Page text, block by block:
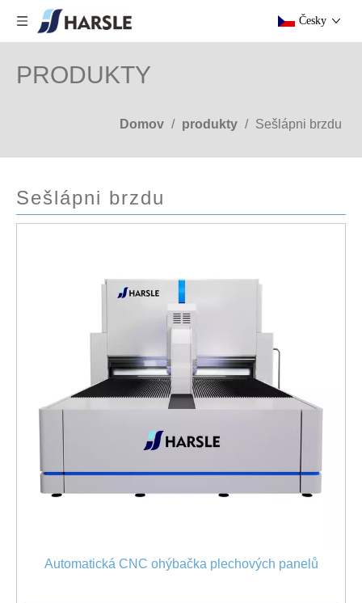
Česky
PRODUKTY
Domov / produkty / Sešlápni brzdu
Sešlápni brzdu
Automatická CNC ohýbačka plechových panelů